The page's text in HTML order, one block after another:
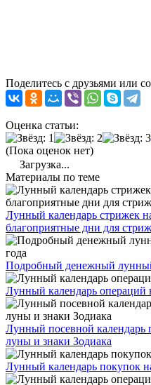
Поделитесь с друзьями или
Оценка статьи:
(Пока оценок нет)
Загрузка...
Материалы по теме
Лунный календарь стрижек
благоприятные дни для
Подробный денежный лунный
Лунный календарь операций
Лунный посевной календарь
луны и знаки Зодиака
Лунный календарь покупок